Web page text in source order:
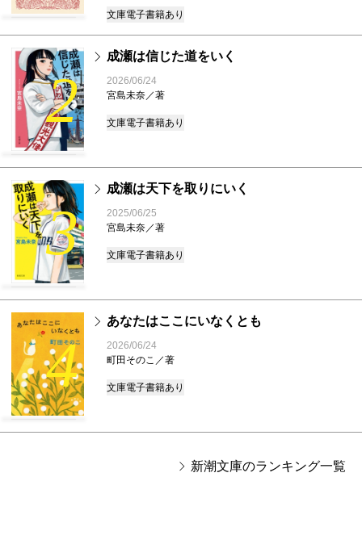
文庫電子書籍あり
2
成瀬は信じた道をいく
2026/06/24
宮島未奈／著
文庫電子書籍あり
3
成瀬は天下を取りにいく
2025/06/25
宮島未奈／著
文庫電子書籍あり
4
あなたはここにいなくとも
2026/06/24
町田そのこ／著
文庫電子書籍あり
新潮文庫のランキング一覧